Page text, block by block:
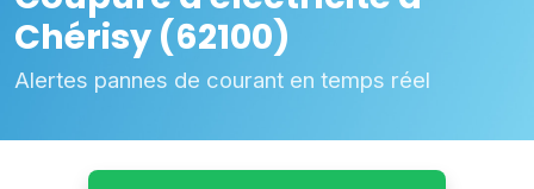
Chérisy (62100)
Alertes pannes de courant en temps réel